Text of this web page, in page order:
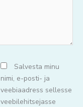
Salvesta minu
nimi, e-posti- ja
veebiaadress sellesse
veebilehitsejasse